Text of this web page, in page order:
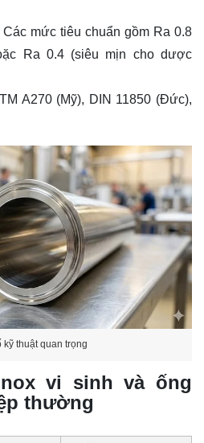
Các mức tiêu chuẩn gồm Ra 0.8
Ra0.4 (siêu mịn cho dược
A270 (Mỹ), DIN 11850 (Đức),
kỹ thuật quan trọng
vi sinh và ống
thường